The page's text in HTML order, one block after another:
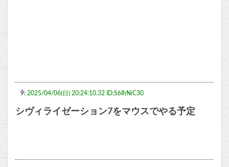
9: 2025/04/06(日) 20:24:10.32 ID:S6IhNiC30
シヴィライゼーション7をマウスでやる予定